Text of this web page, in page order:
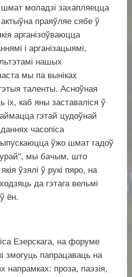
моладзі захапляецца
праяўляе сябе ў
арганізоўваюцца
і арганізацыямі,
нашых
мы па выніках
таленты. Асноўная
іх, каб яны заставаліся ў
гэтай цудоўнай
часопіса
ўжо шмат гадоў
мы бачым, што
ўзялі ў рукі пяро, на
да гэтага вельмі
ён.
Езерскага, на форуме
змогуць папрацаваць на
напрамках: проза, паэзія,